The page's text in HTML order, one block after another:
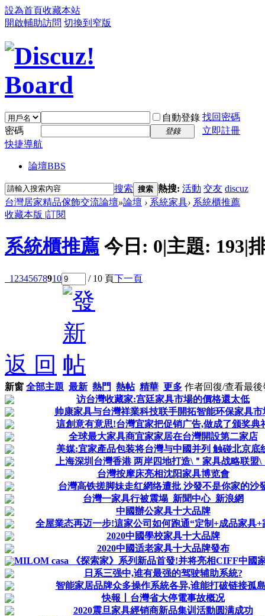
設為首頁收藏本站
開啟輔助訪問 切換到窄版
自動登錄 找回密碼
密碼
登錄
立即註冊
快捷導航
論壇BBS
搜索 搜索 熱搜: 活動 交友 discuz
台灣居家精品傢飾交流論壇»論壇 › 系統家具› 系統櫃推薦
收藏本版 |訂閱
系統櫃推薦 今日: 0|主題: 193|
1 2345678910 / 10 頁下一頁
返 回
新窗 全部主題 最新 熱門 熱帖 精華 更多 作者回復/查看最後
访台灣收藏家:宫廷家具市場的價格還太低
帅康家具与台灣祥業科技联手開拓智能环保家具市
這創意有意思!台灣宜家把促销广告,做成了颁奖典
全球最大家具商宜家家居在台灣開設第二家店
美媒:宜家產品包装将台灣与中國并列 触碰北京底
上海深圳台灣香港 两岸四地打造\＂家具战略联盟\
台灣按摩床亮相沈阳家具博览會
台灣高铁搓脚妹走红網络遭批 沙發不是你家的沙
台灣一家具行被震塌_新聞中心_新浪網
中國辦公家具十大品牌
全屋業态再迈一步!這家公司如何跑通“定制+成品家具+
2020中國學校家具十大品牌
2020中國适老家具十大品牌發布
MILOM casa 《探索家》系列新品首發!并将亮相CIFF中國
日系三强中,谁有最强的驾驶辅助系統?
智能家居品牌众多操作系統各异,谁能打破链接孤
快報丨台灣省大停電事故概况
2020震旦家具經销商新品集训活動圆满成功